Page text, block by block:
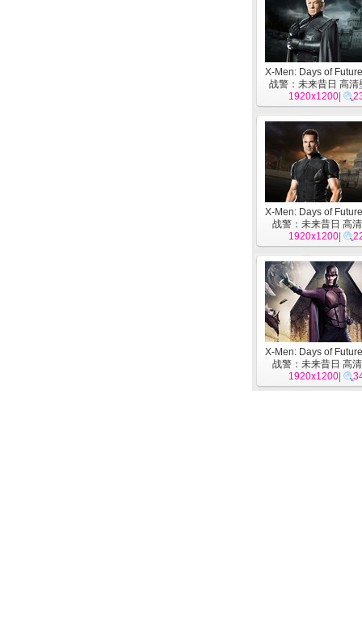
X-Men: Days of
战警：未来昔日 高清
1920x1200
X-Men: Days of
战警：未来昔日 高
1920x1200
X-Men: Days of
战警：未来昔日 高
1920x1200